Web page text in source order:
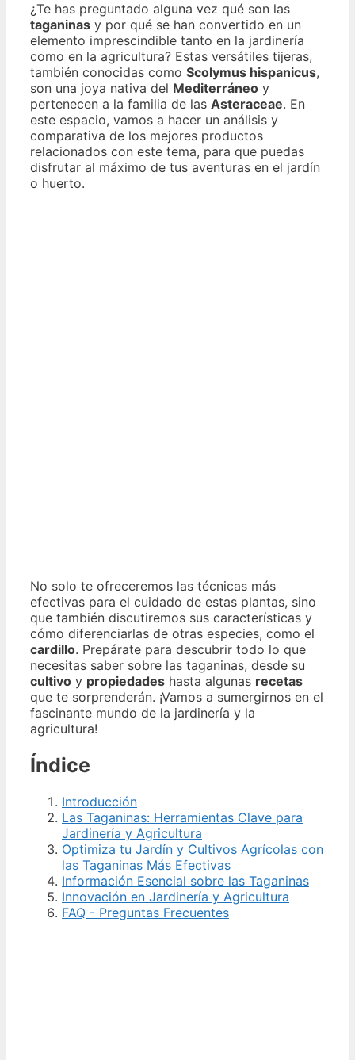
¿Te has preguntado alguna vez qué son las
taganinas y por qué se han convertido en un
elemento imprescindible tanto en la jardinería
como en la agricultura? Estas versátiles tijeras,
también conocidas como Scolymus hispanicus,
son una joya nativa del Mediterráneo y
pertenecen a la familia de las Asteraceae. En
este espacio, vamos a hacer un análisis y
comparativa de los mejores productos
relacionados con este tema, para que puedas
disfrutar al máximo de tus aventuras en el jardín
o huerto.
No solo te ofreceremos las técnicas más
efectivas para el cuidado de estas plantas, sino
que también discutiremos sus características y
cómo diferenciarlas de otras especies, como el
cardillo. Prepárate para descubrir todo lo que
necesitas saber sobre las taganinas, desde su
cultivo y propiedades hasta algunas recetas
que te sorprenderán. ¡Vamos a sumergirnos en el
fascinante mundo de la jardinería y la
agricultura!
Índice
Introducción
Las Taganinas: Herramientas Clave para
Jardinería y Agricultura
Optimiza tu Jardín y Cultivos Agrícolas con
las Taganinas Más Efectivas
Información Esencial sobre las Taganinas
Innovación en Jardinería y Agricultura
FAQ - Preguntas Frecuentes